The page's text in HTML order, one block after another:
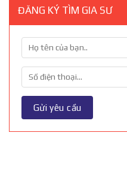
ĐĂNG KÝ TÌM GIA SƯ